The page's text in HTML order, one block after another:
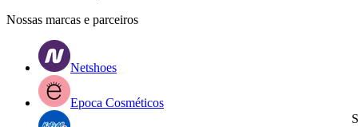
Nossas marcas e parceiros
Netshoes
Epoca Cosméticos